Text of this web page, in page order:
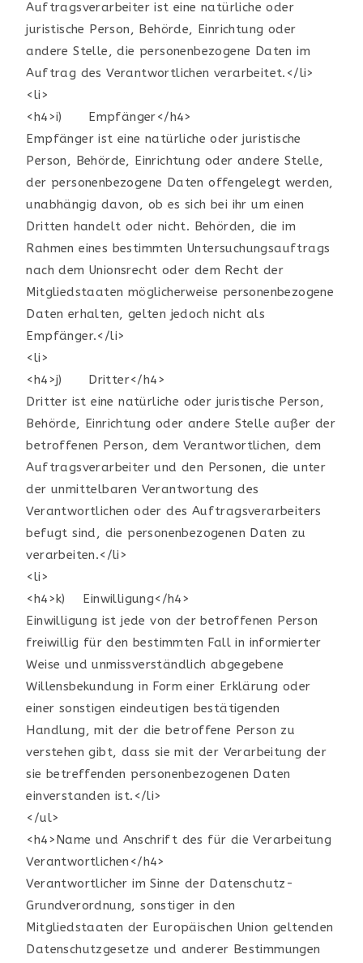
Auftragsverarbeiter ist eine natürliche oder
juristische Person, Behörde, Einrichtung oder
andere Stelle, die personenbezogene Daten im
Auftrag des Verantwortlichen verarbeitet.</li>
<li>
<h4>i) Empfänger</h4>
Empfänger ist eine natürliche oder juristische
Person, Behörde, Einrichtung oder andere Stelle,
der personenbezogene Daten offengelegt werden,
unabhängig davon, ob es sich bei ihr um einen
Dritten handelt oder nicht. Behörden, die im
Rahmen eines bestimmten Untersuchungsauftrags
nach dem Unionsrecht oder dem Recht der
Mitgliedstaaten möglicherweise personenbezogene
Daten erhalten, gelten jedoch nicht als
Empfänger.</li>
<li>
<h4>j) Dritter</h4>
Dritter ist eine natürliche oder juristische Person,
Behörde, Einrichtung oder andere Stelle außer der
betroffenen Person, dem Verantwortlichen, dem
Auftragsverarbeiter und den Personen, die unter
der unmittelbaren Verantwortung des
Verantwortlichen oder des Auftragsverarbeiters
befugt sind, die personenbezogenen Daten zu
verarbeiten.</li>
<li>
<h4>k) Einwilligung</h4>
Einwilligung ist jede von der betroffenen Person
freiwillig für den bestimmten Fall in informierter
Weise und unmissverständlich abgegebene
Willensbekundung in Form einer Erklärung oder
einer sonstigen eindeutigen bestätigenden
Handlung, mit der die betroffene Person zu
verstehen gibt, dass sie mit der Verarbeitung der
sie betreffenden personenbezogenen Daten
einverstanden ist.</li>
</ul>
<h4>Name und Anschrift des für die Verarbeitung
Verantwortlichen</h4>
Verantwortlicher im Sinne der Datenschutz-
Grundverordnung, sonstiger in den
Mitgliedstaaten der Europäischen Union geltenden
Datenschutzgesetze und anderer Bestimmungen